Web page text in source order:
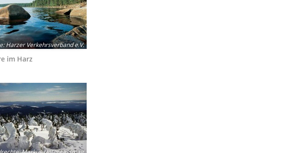
:Harzer Verkehrsverband e.V.
im Harz